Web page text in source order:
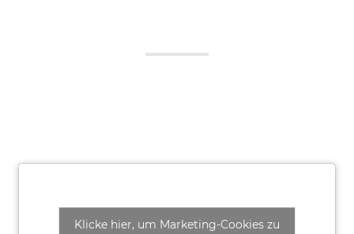
Klicke hier, um Marketing-Cookies zu